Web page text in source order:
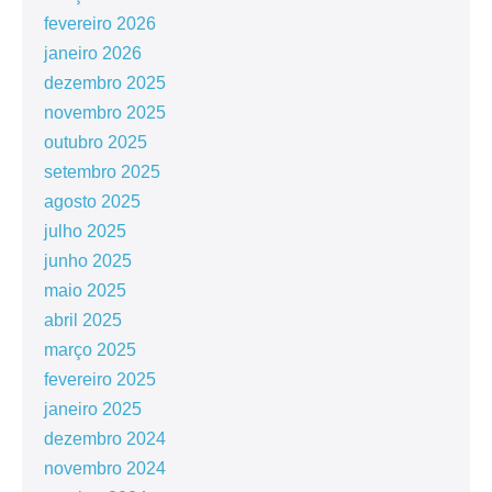
fevereiro 2026
janeiro 2026
dezembro 2025
novembro 2025
outubro 2025
setembro 2025
agosto 2025
julho 2025
junho 2025
maio 2025
abril 2025
março 2025
fevereiro 2025
janeiro 2025
dezembro 2024
novembro 2024